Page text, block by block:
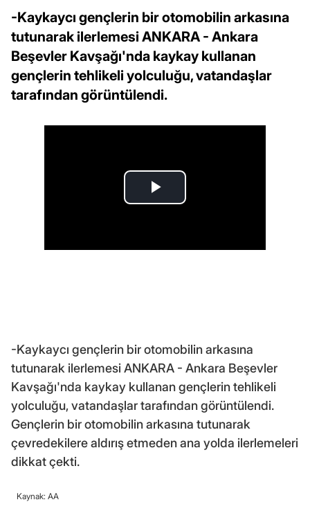
-Kaykaycı gençlerin bir otomobilin arkasına
tutunarak ilerlemesi ANKARA - Ankara
Beşevler Kavşağı'nda kaykay kullanan
gençlerin tehlikeli yolculuğu, vatandaşlar
tarafından görüntülendi.
-Kaykaycı gençlerin bir otomobilin arkasına
tutunarak ilerlemesi ANKARA - Ankara Beşevler
Kavşağı'nda kaykay kullanan gençlerin tehlikeli
yolculuğu, vatandaşlar tarafından görüntülendi.
Gençlerin bir otomobilin arkasına tutunarak
çevredekilere aldırış etmeden ana yolda ilerlemeleri
dikkat çekti.
Kaynak: AA